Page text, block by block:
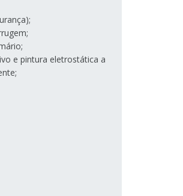
e pintura eletrostática a